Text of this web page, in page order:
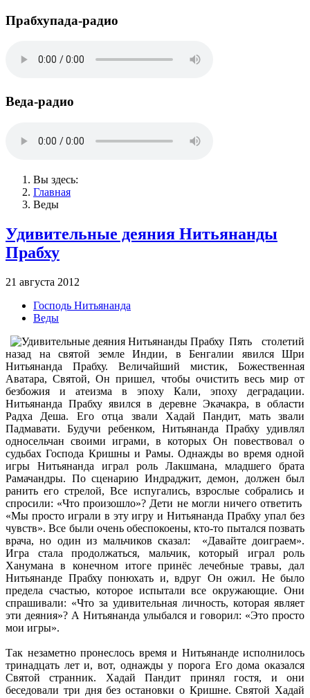
Прабхупада-радио
Веда-радио
Вы здесь:
Главная
Веды
Удивительные деяния Нитьянанды
Прабху
21 августа 2012
Господь Нитьянанда
Веды
Пять столетий
назад на святой земле Индии, в Бенгалии явился Шри
Нитьянанда Прабху. Величайший мистик, Божественная
Аватара, Святой, Он пришел, чтобы очистить весь мир от
безбожия и атеизма в эпоху Кали, эпоху деградации.
Нитьянанда Прабху явился в деревне Экачакра, в области
Радха Деша. Его отца звали Хадай Пандит, мать звали
Падмавати. Будучи ребенком, Нитьянанда Прабху удивлял
односельчан своими играми, в которых Он повествовал о
судьбах Господа Кришны и Рамы. Однажды во время одной
игры Нитьянанда играл роль Лакшмана, младшего брата
Рамачандры. По сценарию Индраджит, демон, должен был
ранить его стрелой, Все испугались, взрослые собрались и
спросили: «Что произошло»? Дети не могли ничего ответить
«Мы просто играли в эту игру и Нитьянанда Прабху упал без
чувств». Все были очень обеспокоены, кто-то пытался позвать
врача, но один из мальчиков сказал: «Давайте доиграем».
Игра стала продолжаться, мальчик, который играл роль
Ханумана в конечном итоге принёс лечебные травы, дал
Нитьянанде Прабху понюхать и, вдруг Он ожил. Не было
предела счастью, которое испытали все окружающие. Они
спрашивали: «Что за удивительная личность, которая являет
эти деяния»? А Нитьянанда улыбался и говорил: «Это просто
мои игры».
Так незаметно пронеслось время и Нитьянанде исполнилось
тринадцать лет и, вот, однажды у порога Его дома оказался
Святой странник. Хадай Пандит принял гостя, и они
беседовали три дня без остановки о Кришне. Святой Хадай